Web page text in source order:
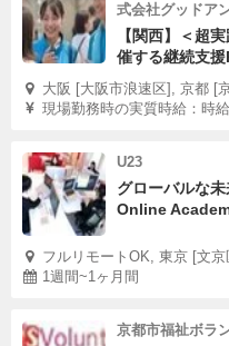
式会社グッドア
【関西】＜超
催する継続支
大阪 [大阪市浪速区], 京都 [
現場勤務時の実質時給：時
U23
グローバルな
Online
フルリモートOK, 東京 [文
1週間~1ヶ月間
京都市福祉ボラ